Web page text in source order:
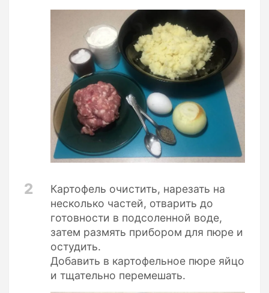
2
Картофель очистить, нарезать на
несколько частей, отварить до
готовности в подсоленной воде,
затем размять прибором для пюре и
остудить.
Добавить в картофельное пюре яйцо
и тщательно перемешать.